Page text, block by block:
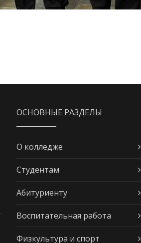
ОСНОВНЫЕ РАЗДЕЛЫ
О колледже
Студентам
Абитуриенту
Воспитательная работа
Физкультура и спорт